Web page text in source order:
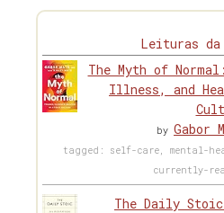
Leituras
The Myth of
Illness, and
by Gabor
tagged: self-care, mental-
currently-
The Daily